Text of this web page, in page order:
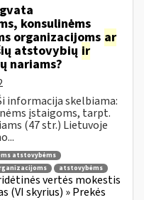
konsulinėms
organizacijoms ar
atstovybių ir
nariams?
informacija skelbiama:
įstaigoms, tarpt.
(47 str.) Lietuvoje
atstovybėms
atstovybėms
vertės mokestis
(VI skyrius) » Prekės